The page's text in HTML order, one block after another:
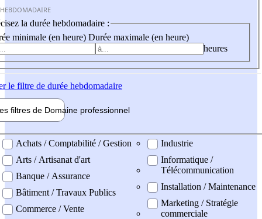
la durée hebdomadaire :
minimale (en heure) Durée maximale (en heure)
heures
le filtre de durée hebdomadaire
filtres de Domaine professionnel
professionel
Achats / Comptabilité / Gestion
Arts / Artisanat d'art
Banque / Assurance
Bâtiment / Travaux Publics
Commerce / Vente
Industrie
Informatique /
Télécommunication
Installation / Maintenance
Marketing / Stratégie
commerciale